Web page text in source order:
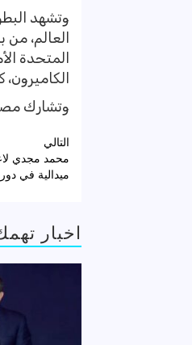
العالم، من
المتحدة
الكاميرون،
وتشارك مصر
تصفّح
التالي
ميدالية في
اخبار